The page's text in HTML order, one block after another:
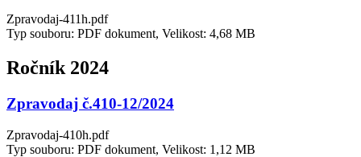
Zpravodaj-411h.pdf
Typ souboru: PDF dokument, Velikost: 4,68 MB
Ročník 2024
Zpravodaj č.410-12/2024
Zpravodaj-410h.pdf
Typ souboru: PDF dokument, Velikost: 1,12 MB